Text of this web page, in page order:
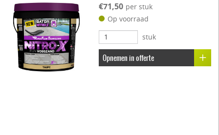
€71,50 per stuk
Op voorraad
stuk
Opnemen in offerte